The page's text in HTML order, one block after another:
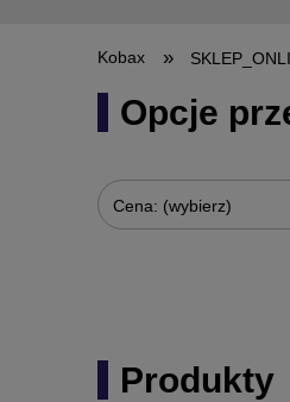
»
Opcje
Cena: (wybierz)
Produkty